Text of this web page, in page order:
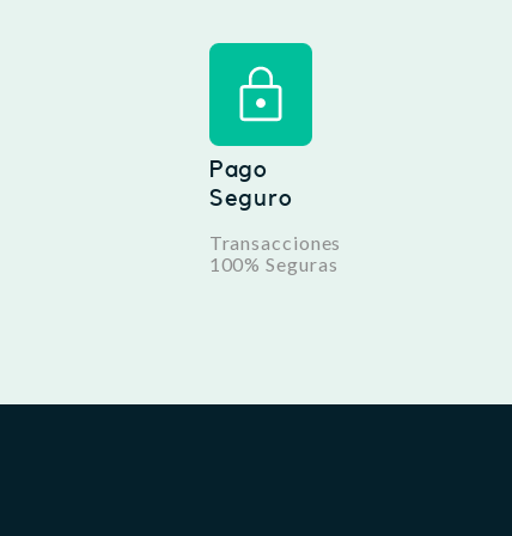
Pago
Seguro
Transacciones
100% Seguras